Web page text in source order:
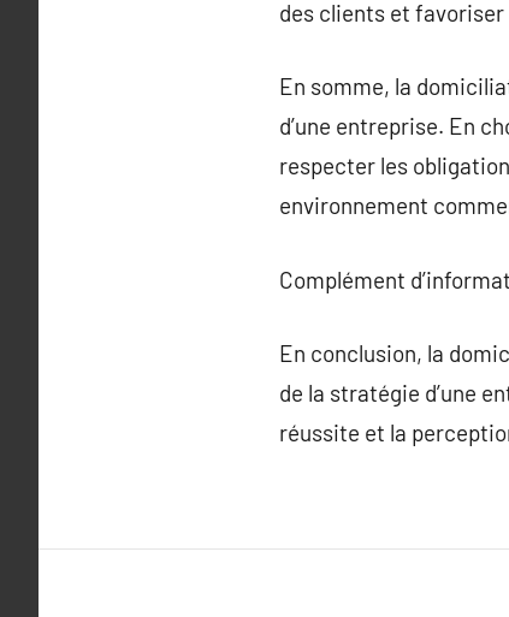
des clients et
En somme, la
d’une entreprise. En
respecter les
environnement
Complément
En conclusion, la
de la stratégie d’une
réussite et la